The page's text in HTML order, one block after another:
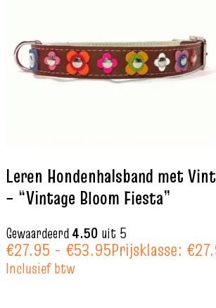
Leren Hondenhalsband met
– “Vintage Bloom Fiesta”
Gewaardeerd4.50 uit 5
€27.95 - €53.95Prijsklasse:
Inclusief btw